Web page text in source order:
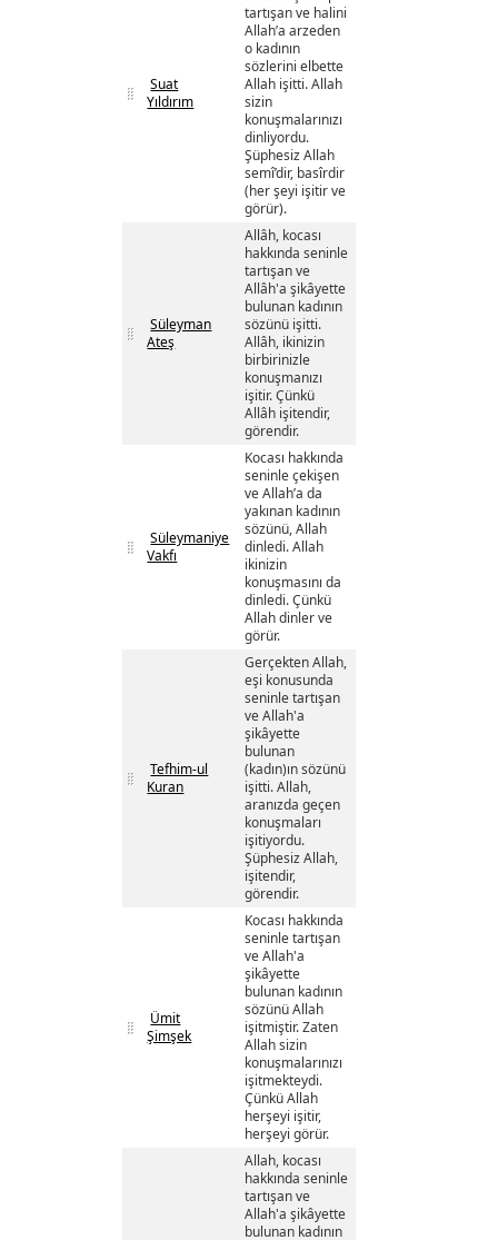
Suat
Yıldırım
tartışan ve halini
Allah’a arzeden
o kadının
sözlerini elbette
Allah işitti. Allah
sizin
konuşmalarınızı
dinliyordu.
Şüphesiz Allah
semî’dir, basîrdir
(her şeyi işitir ve
görür).
Süleyman
Ateş
Allâh, kocası
hakkında seninle
tartışan ve
Allâh'a şikâyette
bulunan kadının
sözünü işitti.
Allâh, ikinizin
birbirinizle
konuşmanızı
işitir. Çünkü
Allâh işitendir,
görendir.
Süleymaniye
Vakfı
Kocası hakkında
seninle çekişen
ve Allah’a da
yakınan kadının
sözünü, Allah
dinledi. Allah
ikinizin
konuşmasını da
dinledi. Çünkü
Allah dinler ve
görür.
Tefhim-ul
Kuran
Gerçekten Allah,
eşi konusunda
seninle tartışan
ve Allah'a
şikâyette
bulunan
(kadın)ın sözünü
işitti. Allah,
aranızda geçen
konuşmaları
işitiyordu.
Şüphesiz Allah,
işitendir,
görendir.
Ümit
Şimşek
Kocası hakkında
seninle tartışan
ve Allah'a
şikâyette
bulunan kadının
sözünü Allah
işitmiştir. Zaten
Allah sizin
konuşmalarınızı
işitmekteydi.
Çünkü Allah
herşeyi işitir,
herşeyi görür.
Allah, kocası
hakkında seninle
tartışan ve
Allah'a şikâyette
bulunan kadının